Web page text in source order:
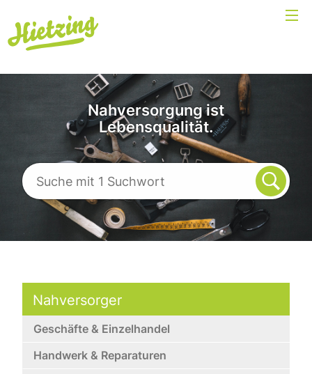
Nahversorgung ist
Lebensqualität.
Nahversorger
Geschäfte & Einzelhandel
Handwerk & Reparaturen